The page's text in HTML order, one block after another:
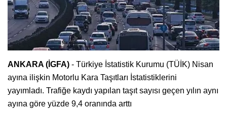
ANKARA (İGFA) - Türkiye İstatistik Kurumu (TÜİK) Nisan
ayına ilişkin Motorlu Kara Taşıtları İstatistiklerini
yayımladı. Trafiğe kaydı yapılan taşıt sayısı geçen yılın aynı
ayına göre yüzde 9,4 oranında arttı